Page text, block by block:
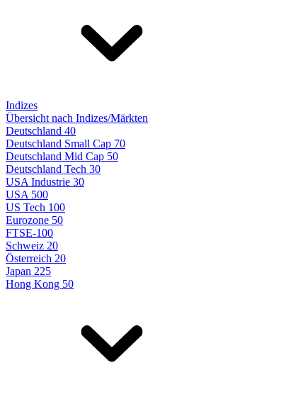
Indizes
Übersicht nach Indizes/Märkten
Deutschland 40
Deutschland Small Cap 70
Deutschland Mid Cap 50
Deutschland Tech 30
USA Industrie 30
USA 500
US Tech 100
Eurozone 50
FTSE-100
Schweiz 20
Österreich 20
Japan 225
Hong Kong 50